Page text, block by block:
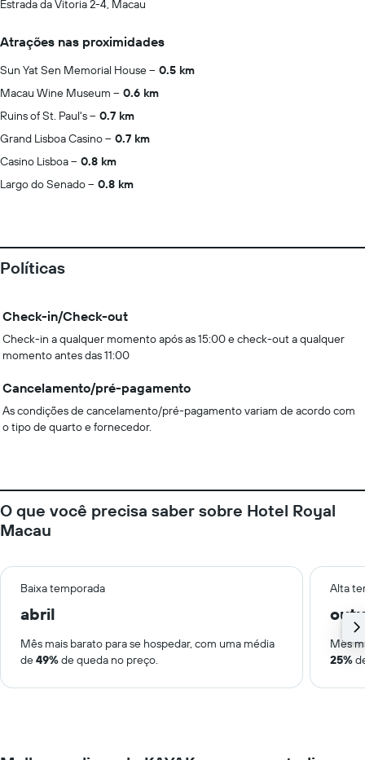
Estrada da Vitoria 2-4, Macau
Atrações nas proximidades
Sun Yat Sen Memorial House
0.5 km
Macau Wine Museum
0.6 km
Ruins of St. Paul's
0.7 km
Grand Lisboa Casino
0.7 km
Casino Lisboa
0.8 km
Largo do Senado
0.8 km
Políticas
Check-in/Check-out
Check-in a qualquer momento após as 15:00 e check-out a qualquer
momento antes das 11:00
Cancelamento/pré-pagamento
As condições de cancelamento/pré-pagamento variam de acordo com
o tipo de quarto e fornecedor.
O que você precisa saber sobre Hotel Royal
Macau
Baixa temporada Alta
abril
Mês mais barato para se hospedar, com uma média
de49%de queda no preço.
Mês
25%